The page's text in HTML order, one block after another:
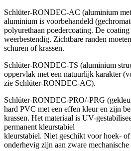
Schlüter-RONDEC-AC (aluminium
aluminium is voorbehandeld
polyurethaan poedercoating. De
weerbestendig. Zichtbare randen
schuren of krassen.
Schlüter-RONDEC-TS (aluminium
oppervlak met een natuurlijk karakter
zie Schlüter-RONDEC-AC).
Schlüter-RONDEC-PRO/-PRG
hard PVC met een effen kleur en zijn
krassen. Het materiaal is UV-
permanent kleurstabiel
kleurstabiel. Niet geschikt voor hoek-
onderhevig zijn aan zware